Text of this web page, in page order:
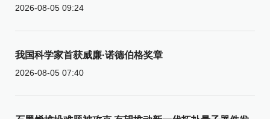
2026-08-05 09:24
我国科学家首获威廉·诺德伯格奖章
2026-08-05 07:40